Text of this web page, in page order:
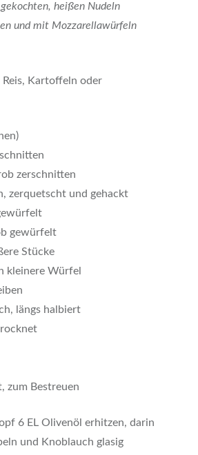
heißen Nudeln
und mit Mozzarellawürfeln
Reis, Kartoffeln oder
zerschnitten
zerquetscht und gehackt
gewürfelt
Stücke
kleinere Würfel
längs halbiert
zum Bestreuen
6 EL Olivenöl erhitzen, darin
und Knoblauch glasig